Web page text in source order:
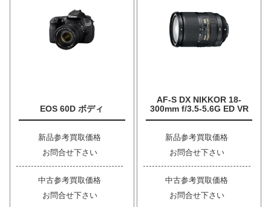
EOS 60D ボディ
新品参考買取価格
お問合せ下さい
中古参考買取価格
お問合せ下さい
AF-S DX NIKKOR 18-
300mm f/3.5-5.6G ED VR
新品参考買取価格
お問合せ下さい
中古参考買取価格
お問合せ下さい